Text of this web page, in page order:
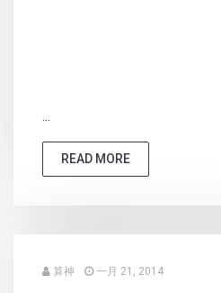
...
READ MORE
算神 一月 21, 2014